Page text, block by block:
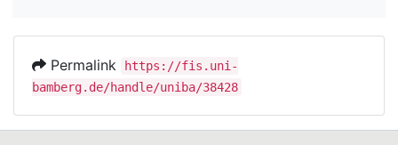
Permalink
https://fis.uni-
bamberg.de/handle/uniba/38428